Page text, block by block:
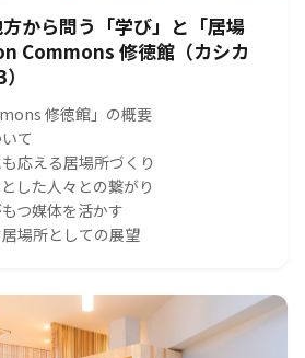
から問う「学び」と「居場
Commons 修徳館（カシカ
修徳館」の概要
て
応える居場所づくり
した人々との繋がり
つ媒体を活かす
場所としての展望